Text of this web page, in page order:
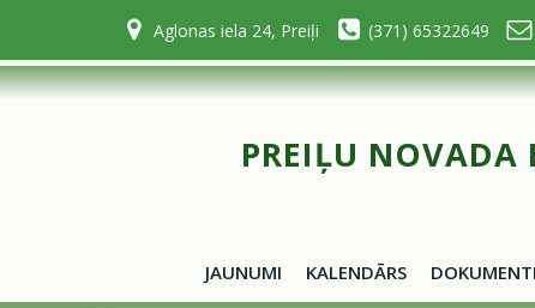
content
Aglonas iela 24, Preiļi (371) 65322649
PREIĻU NOVADA
JAUNUMI KALENDĀRS DOKUMENTI